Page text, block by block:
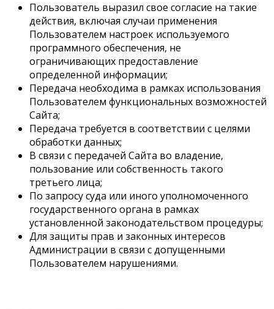
Пользователь выразил свое согласие на такие
действия, включая случаи применения
Пользователем настроек используемого
программного обеспечения, не
ограничивающих предоставление
определенной информации;
Передача необходима в рамках использования
Пользователем функциональных возможностей
Сайта;
Передача требуется в соответствии с целями
обработки данных;
В связи с передачей Сайта во владение,
пользование или собственность такого
третьего лица;
По запросу суда или иного уполномоченного
государственного органа в рамках
установленной законодательством процедуры;
Для защиты прав и законных интересов
Администрации в связи с допущенными
Пользователем нарушениями.